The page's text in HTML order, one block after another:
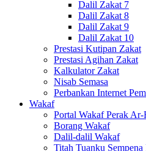
Dalil Zakat 7
Dalil Zakat 8
Dalil Zakat 9
Dalil Zakat 10
Prestasi Kutipan Zakat
Prestasi Agihan Zakat
Kalkulator Zakat
Nisab Semasa
Perbankan Internet
Wakaf
Portal Wakaf Perak Ar-
Borang Wakaf
Dalil-dalil Wakaf
Titah Tuanku Sempena